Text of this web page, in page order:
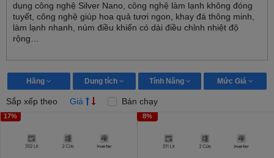
dụng công nghệ Silver Nano, công nghệ làm lạnh không đóng
tuyết, công nghệ giúp hoa quả tươi ngon, khay đá thông minh,
làm lạnh nhanh, núm điều khiển có dài điều chỉnh nhiệt độ
rộng…
Hãng Dung tích Tính Năng Mức Giá
Sắp xếp theo Giá Bán chạy
17% 8%